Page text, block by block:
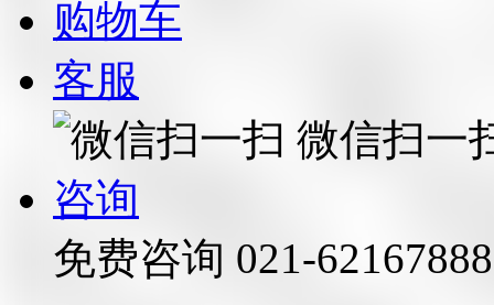
购物车
客服
微信扫一
咨询
免费咨询 021-62167888